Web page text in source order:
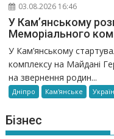
03.08.2026 16:46
У Кам’янському
Меморіального
У Кам’янському
комплексу на Майдані
на звернення родин...
Дніпро Кам'янське
Бізнес